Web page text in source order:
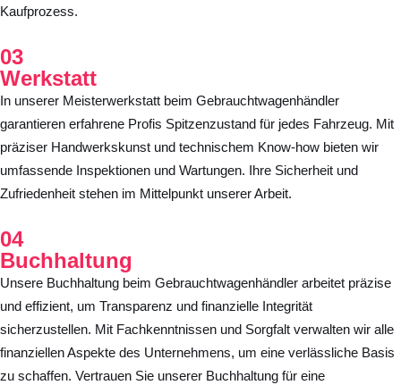
Kaufprozess.
03
Werkstatt
In unserer Meisterwerkstatt beim Gebrauchtwagenhändler
garantieren erfahrene Profis Spitzenzustand für jedes Fahrzeug. Mit
präziser Handwerkskunst und technischem Know-how bieten wir
umfassende Inspektionen und Wartungen. Ihre Sicherheit und
Zufriedenheit stehen im Mittelpunkt unserer Arbeit.
04
Buchhaltung
Unsere Buchhaltung beim Gebrauchtwagenhändler arbeitet präzise
und effizient, um Transparenz und finanzielle Integrität
sicherzustellen. Mit Fachkenntnissen und Sorgfalt verwalten wir alle
finanziellen Aspekte des Unternehmens, um eine verlässliche Basis
zu schaffen. Vertrauen Sie unserer Buchhaltung für eine